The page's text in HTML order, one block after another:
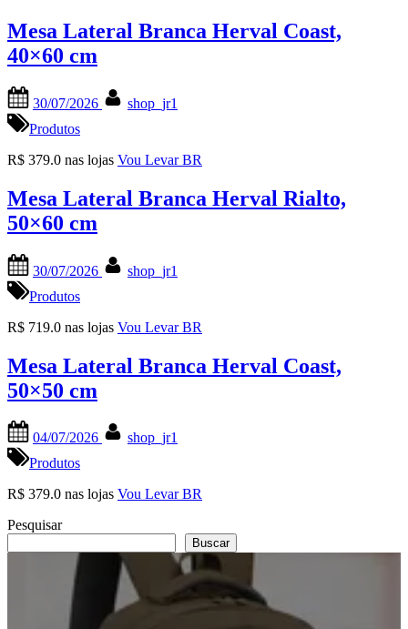
Mesa Lateral Branca Herval Coast,
40×60 cm
on
30/07/2026
shop_jr1
Produtos
R$ 379.0 nas lojas Vou Levar BR
Mesa Lateral Branca Herval Rialto,
50×60 cm
on
30/07/2026
shop_jr1
Produtos
R$ 719.0 nas lojas Vou Levar BR
Mesa Lateral Branca Herval Coast,
50×50 cm
on
04/07/2026
shop_jr1
Produtos
R$ 379.0 nas lojas Vou Levar BR
Pesquisar
Buscar